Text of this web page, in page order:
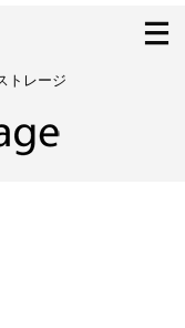
トレージ